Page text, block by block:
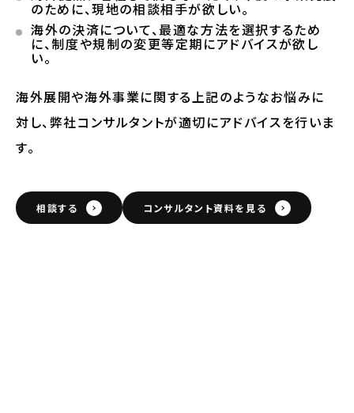
のために、現地の相談相手が欲しい。
海外の決済について、最適な方法を選択するため
に、制度や規制の変更等定期にアドバイスが欲し
い。
海外展開や海外事業に関する上記のようなお悩みに
対し、弊社コンサルタントが適切にアドバイスを行いま
す。
相談する コンサルタント資料を見る